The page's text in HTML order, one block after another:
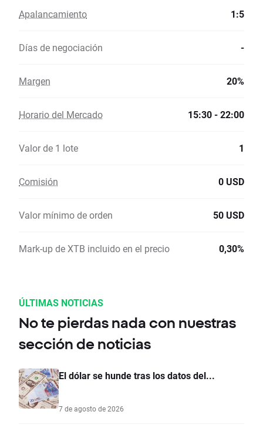
Apalancamiento 1:5
Días de negociación -
Margen 20%
Horario del Mercado 15:30 - 22:00
Valor de 1 lote 1
Comisión 0 USD
Valor mínimo de orden 50 USD
Mark-up de XTB incluido en el precio 0,30%
ÚLTIMAS NOTICIAS
No te pierdas nada con nuestras
sección de noticias
El dólar se hunde tras los datos del...
7 de agosto de 2026